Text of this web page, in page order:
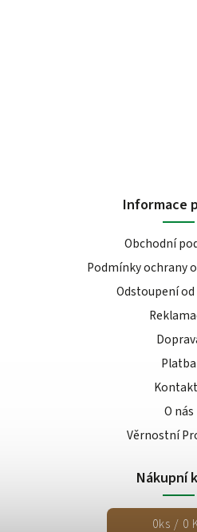
Informace
Obchodní
Podmínky ochrany
Odstoupení
Platba
O nás
Věrnostní
Nákupní
0ks / 0